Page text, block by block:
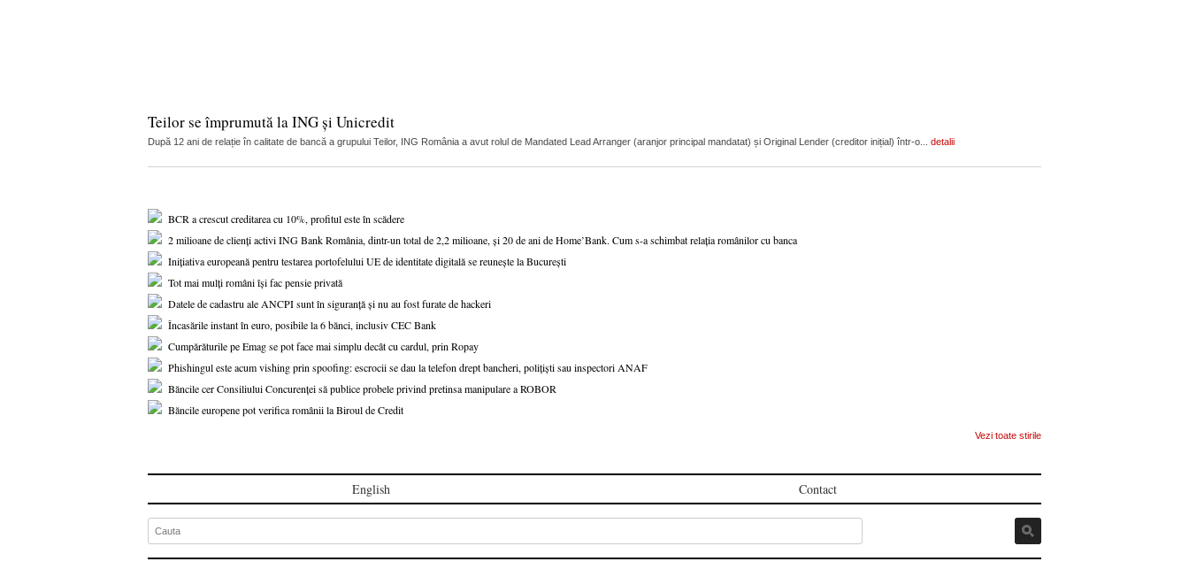
Teilor se împrumută la ING și Unicredit
După 12 ani de relație în calitate de bancă a grupului Teilor, ING România a avut rolul de Mandated Lead Arranger (aranjor principal mandatat) și Original Lender (creditor inițial) într-o... detalii
BCR a crescut creditarea cu 10%, profitul este în scădere
2 milioane de clienți activi ING Bank România, dintr-un total de 2,2 milioane, și 20 de ani de Home’Bank. Cum s-a schimbat relația românilor cu banca
Inițiativa europeană pentru testarea portofelului UE de identitate digitală se reunește la București
Tot mai mulți români își fac pensie privată
Datele de cadastru ale ANCPI sunt în siguranță și nu au fost furate de hackeri
Încasările instant în euro, posibile la 6 bănci, inclusiv CEC Bank
Cumpărăturile pe Emag se pot face mai simplu decât cu cardul, prin Ropay
Phishingul este acum vishing prin spoofing: escrocii se dau la telefon drept bancheri, polițiști sau inspectori ANAF
Băncile cer Consiliului Concurenței să publice probele privind pretinsa manipulare a ROBOR
Băncile europene pot verifica românii la Biroul de Credit
Vezi toate stirile
English Contact